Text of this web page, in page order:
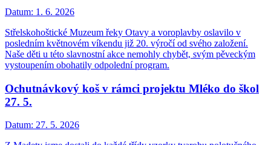
Datum: 1. 6. 2026
Střelskohoštické Muzeum řeky Otavy a voroplavby oslavilo v
posledním květnovém víkendu již 20. výročí od svého založení.
Naše děti u této slavnostní akce nemohly chybět, svým pěveckým
vystoupením obohatily odpolední program.
Ochutnávkový koš v rámci projektu Mléko do škol
27. 5.
Datum: 27. 5. 2026